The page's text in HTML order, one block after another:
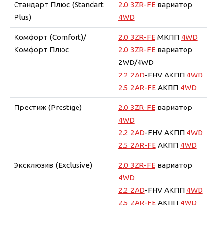
Стандарт Плюс (Standart
Plus)
2.0 3ZR-FEвариатор
4WD
Комфорт (Comfort)/
Комфорт Плюс
2.0 3ZR-FEМКПП 4WD
2.0 3ZR-FEвариатор
2WD/4WD
2.2 2AD-FHV АКПП 4WD
2.5 2AR-FEАКПП 4WD
Престиж (Prestige) 2.0 3ZR-FEвариатор
4WD
2.2 2AD-FHV АКПП 4WD
2.5 2AR-FEАКПП 4WD
Эксклюзив (Exclusive) 2.0 3ZR-FEвариатор
4WD
2.2 2AD-FHV АКПП 4WD
2.5 2AR-FEАКПП 4WD